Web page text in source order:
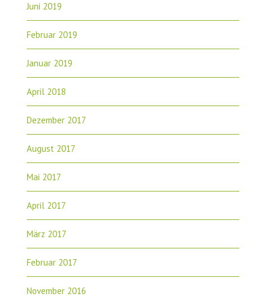
Juni 2019
Februar 2019
Januar 2019
April 2018
Dezember 2017
August 2017
Mai 2017
April 2017
März 2017
Februar 2017
November 2016